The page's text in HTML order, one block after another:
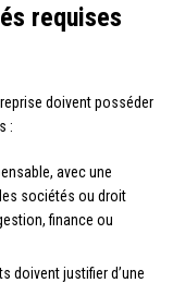
requises
doivent posséder
:
avec une
sociétés ou droit
finance ou
doivent justifier d’une